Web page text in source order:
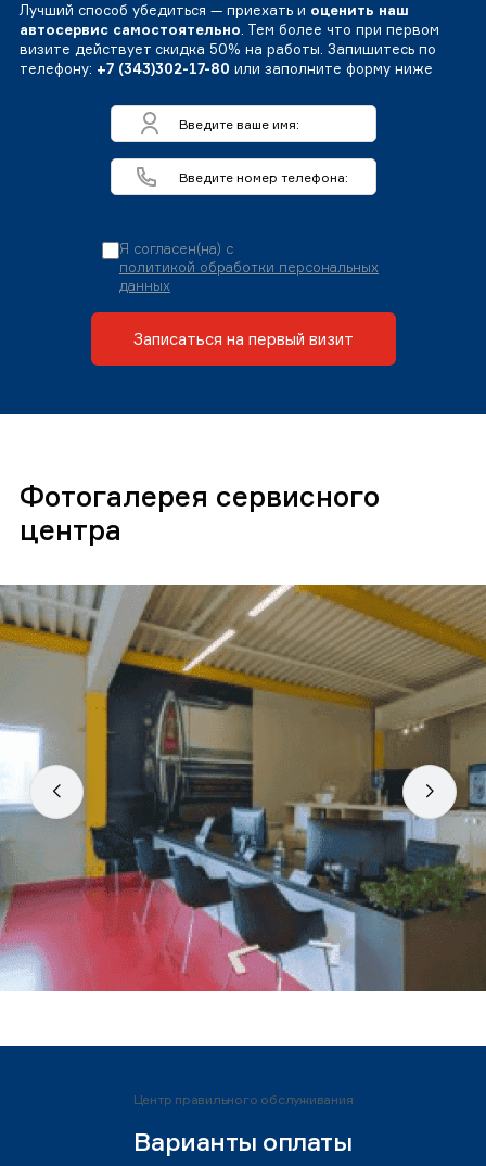
Лучший способ убедиться — приехать и оценить наш
автосервис самостоятельно. Тем более что при первом
визите действует скидка 50% на работы. Запишитесь по
телефону: +7 (343)302-17-80 или заполните форму ниже
Я согласен(на) с
политикой обработки персональных
данных
Записаться на первый визит
Фотогалерея сервисного
центра
Центр правильного обслуживания
Варианты оплаты